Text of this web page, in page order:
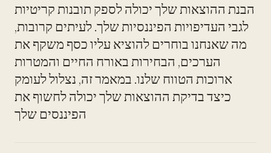
הבנת ההוצאות שלך יכולה לספק תובנות קריטיות
לגבי העדיפויות הפיננסיות שלך. לעיתים קרובות,
מה שאנחנו בוחרים להוציא עליו כסף משקף את
הערכים, הבחירות באורח החיים והמטרות
ארוכות הטווח שלנו. במאמר זה, נצלול לעומק
כיצד בדיקת ההוצאות שלך יכולה לחשוף את
הפיננסים שלך